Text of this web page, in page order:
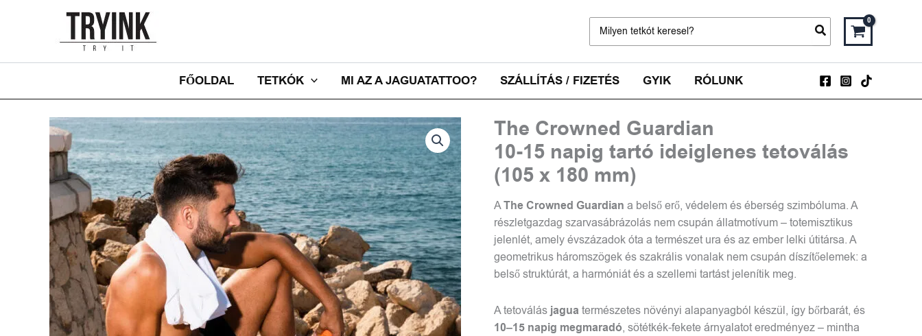
for:
FŐOLDAL TETKÓK MI AZ A JAGUATATTOO? SZÁLLÍTÁS / FIZETÉS GYIK RÓLUNK
The Crowned Guardian
10-15 napig tartó ideiglenes tetoválás
(105 x 180 mm)
AThe Crowned Guardian a belső erő, védelem és éberség szimbóluma. A
részletgazdag szarvasábrázolás nem csupán állatmotívum – totemisztikus
jelenlét, amely évszázadok óta a természet ura és az ember lelki útitársa. A
geometrikus háromszögek és szakrális vonalak nem csupán díszítőelemek: a
belső struktúrát, a harmóniát és a szellemi tartást jelenítik meg.
A tetoválás jaguatermészetes növényi alapanyagból készül, így bőrbarát, és
10–15 napig megmaradó, sötétkék-fekete árnyalatot eredményez – mintha